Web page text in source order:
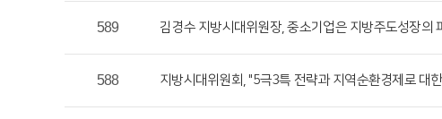
589 김경수 지방시대위원장, 중소기업은 지방주도성장의
588 지방시대위원회, "5극3특 전략과 지역순환경제로 대